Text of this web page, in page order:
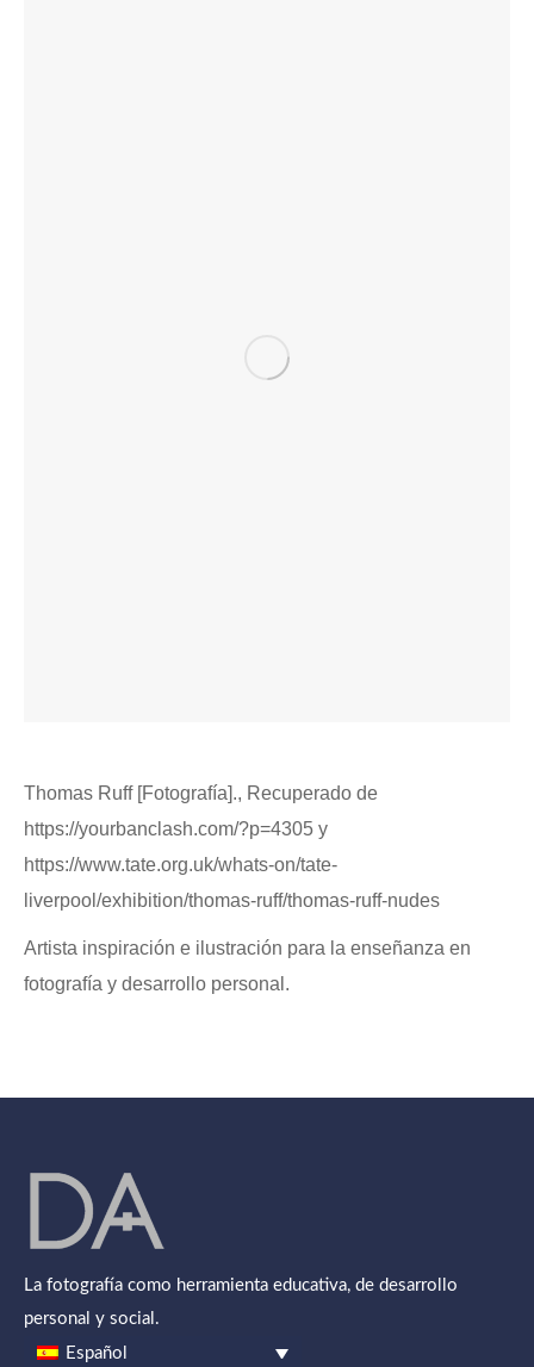
Thomas Ruff [Fotografía]., Recuperado de
https://yourbanclash.com/?p=4305 y
https://www.tate.org.uk/whats-on/tate-
liverpool/exhibition/thomas-ruff/thomas-ruff-nudes
Artista inspiración e ilustración para la enseñanza en
fotografía y desarrollo personal.
La fotografía como herramienta educativa, de desarrollo
personal y social.
Español